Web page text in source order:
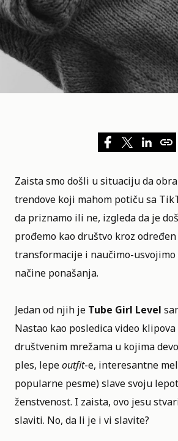
Zaista smo došli u situaciju da
trendove koji mahom potiču sa
da priznamo ili ne, izgleda da je
prođemo kao društvo kroz
transformacije i naučimo-usvojimo
načine ponašanja.
Jedan od njih je Tube Girl Level
Nastao kao posledica video
društvenim mrežama u kojima
ples, lepeoutfit-e, interesantne
popularne pesme) slave svoju
ženstvenost. I zaista, ovo jesu
slaviti. No, da li je i vi slavite?